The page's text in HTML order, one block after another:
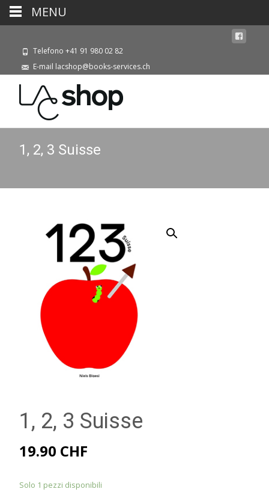
Telefono +41 91 980 02 82
E-mail lacshop@books-services.ch
1, 2, 3 Suisse
1, 2, 3 Suisse
19.90 CHF
Solo 1 pezzi disponibili
MENU